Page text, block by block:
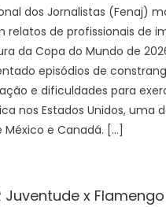
dos Jornalistas (Fenaj)
relatos de profissionais de
da Copa do Mundo de
episódios de
e dificuldades para
nos Estados Unidos, uma
e Canadá. […]
Juventude x